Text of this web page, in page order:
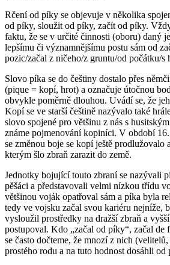
Rčení od píky se objevuje v několika
od píky, sloužit od píky, začít od píky.
faktu, že se v určité činnosti (oboru) daný
lepšímu či významnějšímu postu sám od
pozic/začal z ničeho/z gruntu/od počátku/s
Slovo píka se do češtiny dostalo přes
(pique = kopí, hrot) a označuje útočnou
obvykle poměrně dlouhou. Uvádí se, že
Kopí se ve starší češtině nazývalo také
slovo spojené pro většinu z nás s
známe pojmenováníkopiníci. V období
se změnou boje se kopí ještě prodlužovalo
kterým šlo zbraň zarazit do země.
Jednotky bojující touto zbraní se nazývali
pěšáci a představovali velmi nízkou třídu
většinou voják opatřoval sám a píka byla
tedy ve vojsku začal svou kariéru nejníže,
vysloužil prostředky na dražší zbraň a
postupoval. Kdo „začal od píky“, začal de
se často dočteme, že mnozí z nich
prostého rodu a na tuto hodnost dosáhli od